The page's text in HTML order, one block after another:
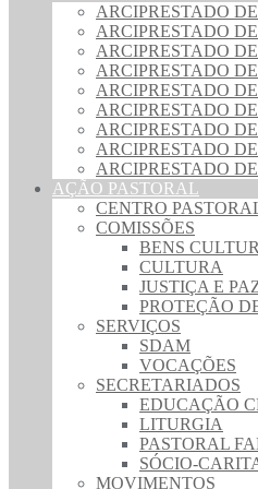
ARCIPRESTADO
ARCIPRESTADO
ARCIPRESTADO
ARCIPRESTADO
ARCIPRESTADO
ARCIPRESTADO
ARCIPRESTADO
ARCIPRESTADO
ARCIPRESTADO
AÇÃO PASTORAL
CENTRO
COMISSÕES
BENS
CULTURA
JUSTIÇA E
PROTEÇÃO
SERVIÇOS
SDAM
VOCAÇÕES
SECRETARIADOS
EDUCAÇÃO
LITURGIA
PASTORAL
SÓCIO-
MOVIMENTOS